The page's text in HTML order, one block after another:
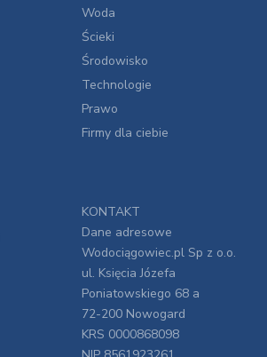
Woda
Ścieki
Środowisko
Technologie
Prawo
Firmy dla ciebie
KONTAKT
Dane adresowe
Wodociągowiec.pl Sp z o.o.
ul. Księcia Józefa
Poniatowskiego 68 a
72-200 Nowogard
KRS 0000868098